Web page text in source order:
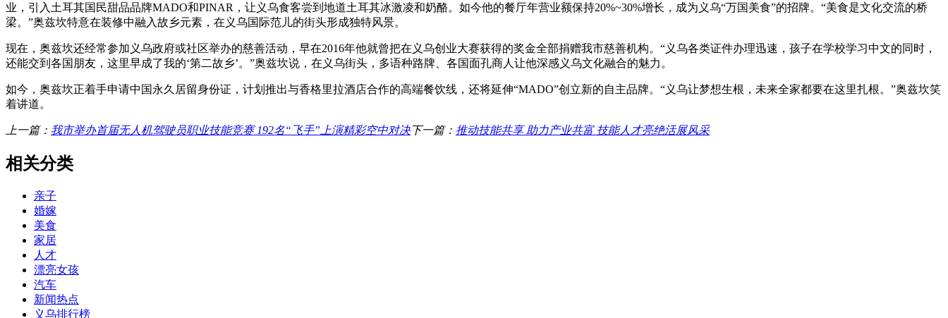
业，引入土耳其国民甜品品牌MADO和PINAR，让义乌食客尝到地道土耳其冰激凌和奶酪。如今他的餐厅年营业额保持20%~30%增长，成为义乌“万国美食”的招牌。“美食是文化交流的桥
梁。”奥兹坎特意在装修中融入故乡元素，在义乌国际范儿的街头形成独特风景。
现在，奥兹坎还经常参加义乌政府或社区举办的慈善活动，早在2016年他就曾把在义乌创业大赛获得的奖金全部捐赠我市慈善机构。“义乌各类证件办理迅速，孩子在学校学习中文的同时，
还能交到各国朋友，这里早成了我的‘第二故乡’。”奥兹坎说，在义乌街头，多语种路牌、各国面孔商人让他深感义乌文化融合的魅力。
如今，奥兹坎正着手申请中国永久居留身份证，计划推出与香格里拉酒店合作的高端餐饮线，还将延伸“MADO”创立新的自主品牌。“义乌让梦想生根，未来全家都要在这里扎根。”奥兹坎笑
着讲道。
上一篇： 我市举办首届无人机驾驶员职业技能竞赛 192名“飞手”上演精彩空中对决下一篇： 推动技能共享 助力产业共富 技能人才亮绝活展风采
相关分类
亲子
婚嫁
美食
家居
人才
漂亮女孩
汽车
新闻热点
义乌排行榜